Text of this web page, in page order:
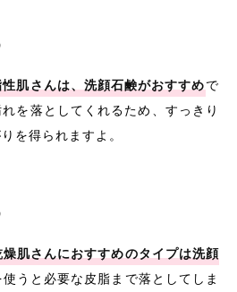
性肌さんは、洗顔石鹸がおすすめで
を落としてくれるため、すっきり
を得られますよ。
燥肌さんにおすすめのタイプは洗顔
うと必要な皮脂まで落としてしま